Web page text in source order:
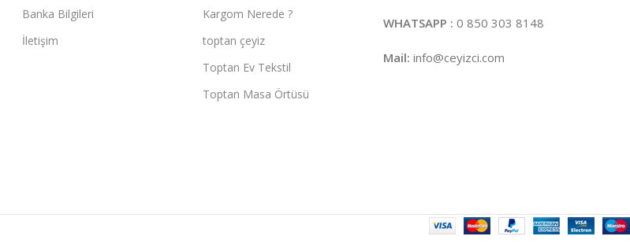
Banka Bilgileri
İletişim
Kargom Nerede ?
toptan çeyiz
Toptan Ev Tekstil
Toptan Masa Örtüsü
WHATSAPP : 0 850 303 8148
Mail: info@ceyizci.com